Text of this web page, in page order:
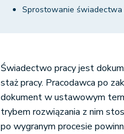
Sprostowanie
Świadectwo pracy jest
staż pracy. Pracodawca po
dokument w ustawowym
trybem rozwiązania z nim
po wygranym procesie